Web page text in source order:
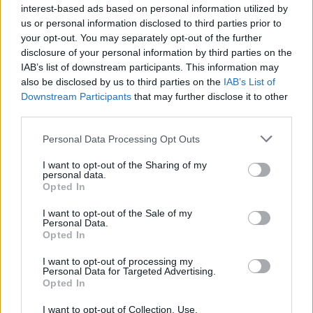
interest-based ads based on personal information utilized by
us or personal information disclosed to third parties prior to
your opt-out. You may separately opt-out of the further
disclosure of your personal information by third parties on the
IAB’s list of downstream participants. This information may
also be disclosed by us to third parties on the IAB’s List of
Downstream Participants that may further disclose it to other
Please note that this website/app uses one or more Google
not limited to your visit or usage behaviour. You may click to
grant or deny consent to Google and its third-party tags to
use your data for below specified purposes in below Google
consent section.
Personal Data Processing Opt Outs
I want to opt-out of the Sharing of my
personal data.
Opted In
I want to opt-out of the Sale of my
Personal Data.
Opted In
I want to opt-out of processing my
Personal Data for Targeted Advertising.
Opted In
I want to opt-out of Collection, Use,
Mikor kezdődnek a próbák?